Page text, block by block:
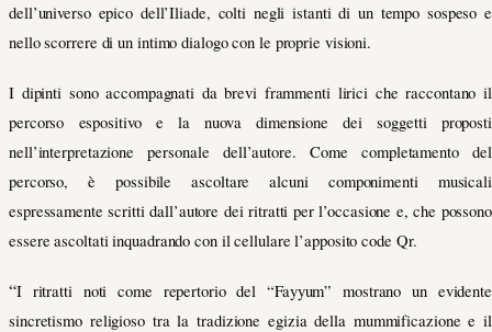
dell’universo epico dell’Iliade, colti negli istanti di un tempo sospeso e
nello scorrere di un intimo dialogo con le proprie visioni.
I dipinti sono accompagnati da brevi frammenti lirici che raccontano il
percorso espositivo ela nuova dimensione dei soggetti proposti
nell’interpretazione personale dell’autore.
Come completamento del
percorso, è possibile ascoltarealcuni componimenti musicali
espressamente scritti dall’autore dei ritratti per l’occasione e, che possono
essere ascoltati inquadrando con il cellulare l’apposito code Qr.
“I ritratti noti come repertorio del “Fayyum” mostrano un evidente
sincretismo religioso tra la tradizione egizia della mummificazione e il